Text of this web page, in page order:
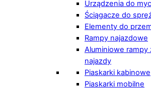
Urządzenia do
Ściągacze do
Elementy do
Rampy najazdowe
Aluminiowe rampy
najazdy
Piaskarki kabinowe
Piaskarki mobilne